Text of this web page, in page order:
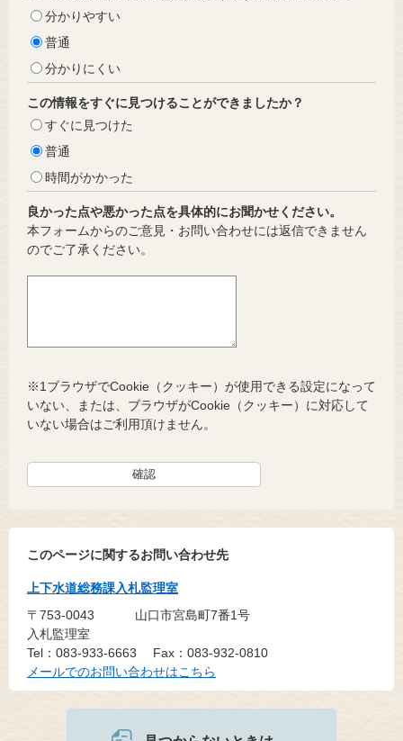
分かりやすい
普通
分かりにくい
この情報をすぐに見つけることができましたか？
すぐに見つけた
普通
時間がかかった
良かった点や悪かった点を具体的にお聞かせください。
本フォームからのご意見・お問い合わせには返信できません
のでご了承ください。
※1ブラウザでCookie（クッキー）が使用できる設定になって
いない、または、ブラウザがCookie（クッキー）に対応して
いない場合はご利用頂けません。
このページに関するお問い合わせ先
上下水道総務課入札監理室
〒753-0043
山口市宮島町7番1号
入札監理室
Tel：083-933-6663
Fax：083-932-0810
メールでのお問い合わせはこちら